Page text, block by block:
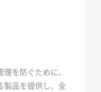
を防ぐために、
製品を提供し、全